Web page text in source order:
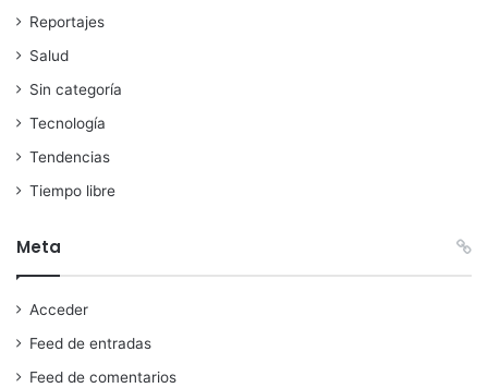
Reportajes
Salud
Sin categoría
Tecnología
Tendencias
Tiempo libre
Meta
Acceder
Feed de entradas
Feed de comentarios